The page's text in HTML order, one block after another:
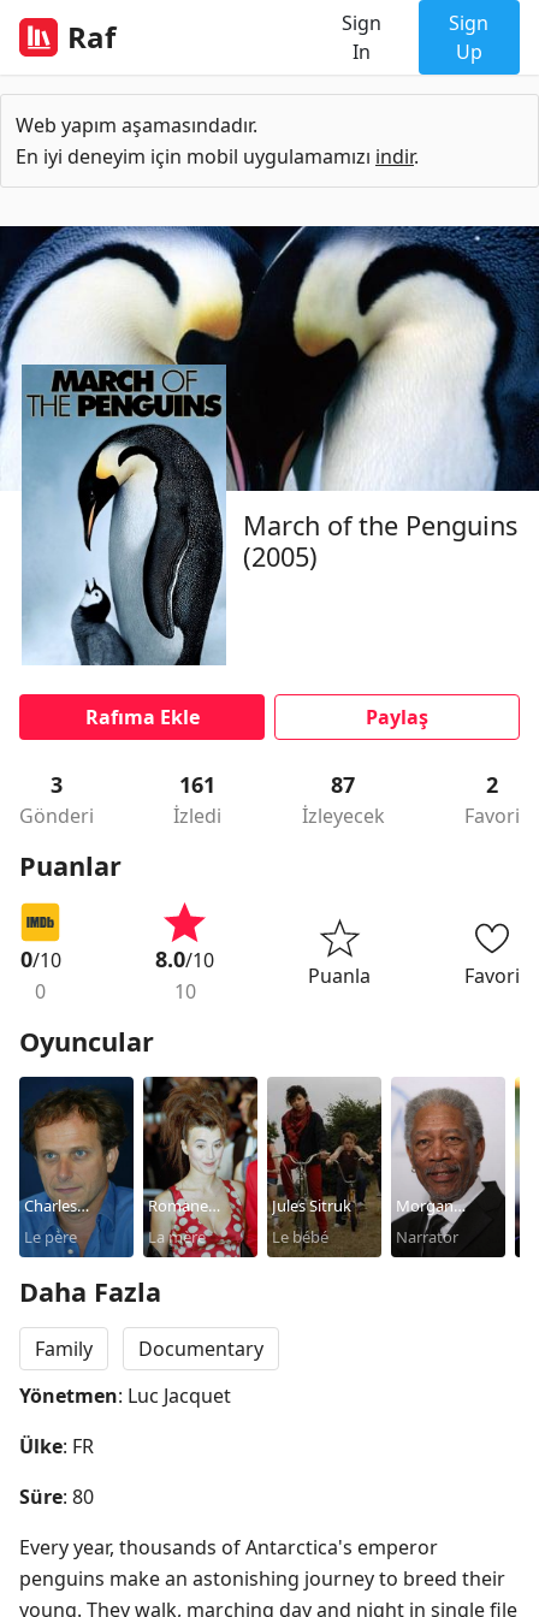
Raf
Sign
In
Sign
Up
Web yapım aşamasındadır.
En iyi deneyim için mobil uygulamamızı indir.
March of the Penguins
(2005)
Rafıma Ekle Paylaş
3
Gönderi
161
İzledi
87
İzleyecek
2
Favori
Puanlar
0/10
0
8.0/10
10
Puanla Favori
Oyuncular
Charles
Berling
Le père
Romane
Bohringer
La mère
Jules Sitruk
Le bébé
Morgan
Freeman
Narrator
Daha Fazla
Family
Documentary
Yönetmen: Luc Jacquet
Ülke: FR
Süre: 80
Every year, thousands of Antarctica's emperor
penguins make an astonishing journey to breed their
young. They walk, marching day and night in single file